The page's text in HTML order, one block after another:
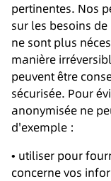
pertinentes. Nos
sur les besoins
ne sont plus
manière
peuvent être
sécurisée. Pour
anonymisée ne
d'exemple :
• utiliser pour
concerne vos